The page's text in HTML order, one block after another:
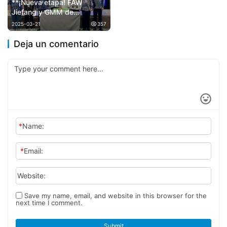
​**¡Nueva etapa! FAW
Jiefang y GMM de
Indonesia firmaron contrato
por 2000 unidades**
2025-03-21 357
Deja un comentario
*Name:
*Email:
Website:
Save my name, email, and website in this browser for the
next time I comment.